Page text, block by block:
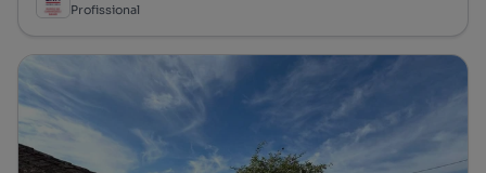
Profissional